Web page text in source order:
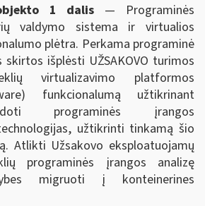
1 dalis — Programinės
valdymo sistema ir virtualios
plėtra. Perkama programinė
išplėsti UŽSAKOVO turimos
virtualizavimo platformos
funkcionalumą užtikrinant
programinės įrangos
užtikrinti tinkamą šio
Atlikti Užsakovo eksploatuojamų
programinės įrangos analizę
migruoti į konteinerines